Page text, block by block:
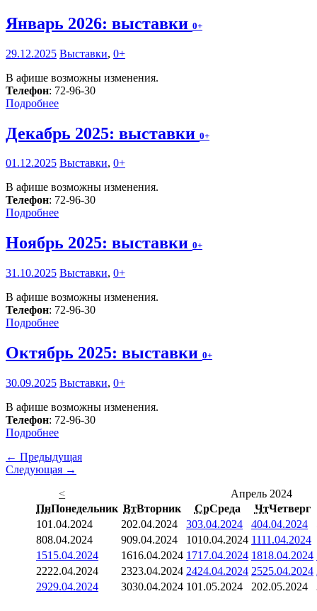
Январь 2026: выставки 0+
29.12.2025 Выставки, 0+
В афише возможны изменения.
Телефон: 72-96-30
Подробнее
Декабрь 2025: выставки 0+
01.12.2025 Выставки, 0+
В афише возможны изменения.
Телефон: 72-96-30
Подробнее
Ноябрь 2025: выставки 0+
31.10.2025 Выставки, 0+
В афише возможны изменения.
Телефон: 72-96-30
Подробнее
Октябрь 2025: выставки 0+
30.09.2025 Выставки, 0+
В афише возможны изменения.
Телефон: 72-96-30
Подробнее
← Предыдущая
Следующая →
<
Апрель 2024
ПнПонедельник ВтВторник СрСреда ЧтЧетверг
101.04.2024 202.04.2024 303.04.2024 404.04.2024
808.04.2024 909.04.2024 1010.04.2024 1111.04.2024
1515.04.2024 1616.04.2024 1717.04.2024 1818.04.2024
2222.04.2024 2323.04.2024 2424.04.2024 2525.04.2024
2929.04.2024 3030.04.2024 101.05.2024 202.05.2024